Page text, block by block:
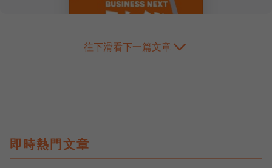
往下滑看下一篇文章
即時熱門文章